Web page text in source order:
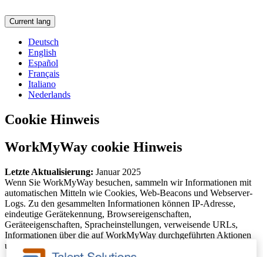
Current lang
Deutsch
English
Español
Français
Italiano
Nederlands
Cookie Hinweis
WorkMyWay cookie Hinweis
Letzte Aktualisierung: Januar 2025
Wenn Sie WorkMyWay besuchen, sammeln wir Informationen mit
automatischen Mitteln wie Cookies, Web-Beacons und Webserver-
Logs. Zu den gesammelten Informationen können IP-Adresse,
eindeutige Gerätekennung, Browsereigenschaften,
Geräteeigenschaften, Spracheinstellungen, verweisende URLs,
Informationen über die auf WorkMyWay durchgeführten Aktionen
und andere Nutzungsstatistiken gehören.